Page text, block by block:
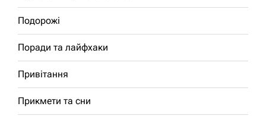
Подорожі
Поради та лайфхаки
Привітання
Прикмети та сни